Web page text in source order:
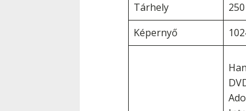
Tárhely
Képernyő